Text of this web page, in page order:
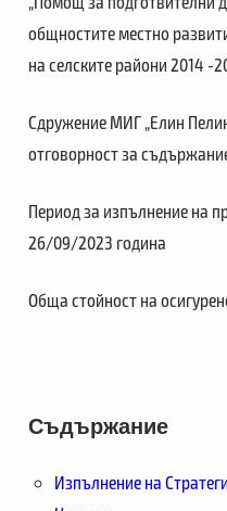
общностите местно
на селските райони 2014 -
Сдружение МИГ „Елин
отговорност за
Период за изпълнение на
26/09/2023 година
Обща стойност на
Съдържание
Изпълнение на